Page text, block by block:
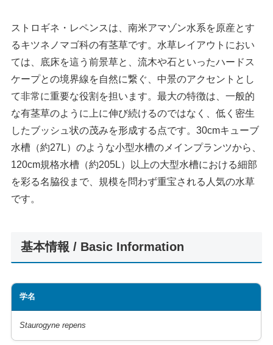
ストロギネ・レペンスは、南米アマゾン水系を原産とす
るキツネノマゴ科の有茎草です。水草レイアウトにおい
ては、底床を這う前景草と、流木や石といったハードス
ケープとの境界線を自然に繋ぐ、中景のアクセントとし
て非常に重要な役割を担います。最大の特徴は、一般的
な有茎草のように上に伸び続けるのではなく、低く密生
したブッシュ状の茂みを形成する点です。30cmキューブ
水槽（約27L）のような小型水槽のメインプランツから、
120cm規格水槽（約205L）以上の大型水槽における細部
を彩る名脇役まで、規模を問わず重宝される人気の水草
です。
基本情報 / Basic Information
学名
Staurogyne repens